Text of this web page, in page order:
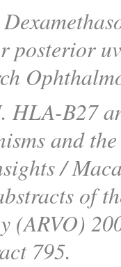
posterior
HLA-B27
and
/
of
(ARVO)
795.